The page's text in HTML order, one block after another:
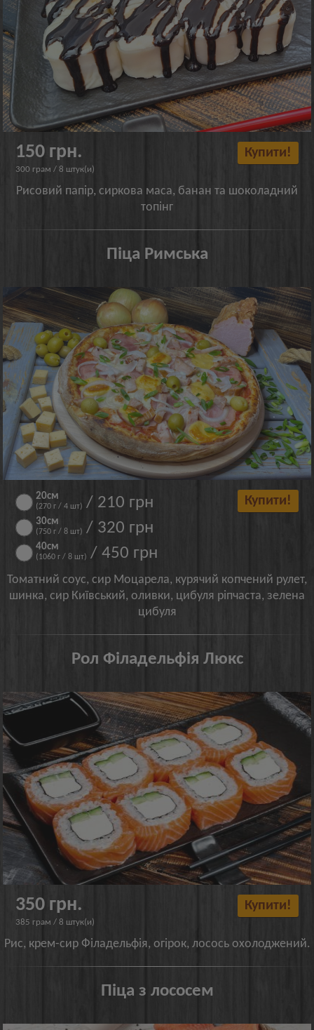
150 грн.
300 грам / 8 штук(и)
Купити!
Рисовий папір, сиркова маса, банан та шоколадний
топінг
Піца Римська
20см
(270 г / 4 шт) / 210 грн
30cм
(750 г / 8 шт) / 320 грн
40см
(1060 г / 8 шт) / 450 грн
Купити!
Томатний соус, сир Моцарела, курячий копчений рулет,
шинка, сир Київський, оливки, цибуля ріпчаста, зелена
цибуля
Рол Філадельфія Люкс
350 грн.
385 грам / 8 штук(и)
Купити!
Рис, крем-сир Філадельфія, огірок, лосось охолоджений.
Піца з лососем